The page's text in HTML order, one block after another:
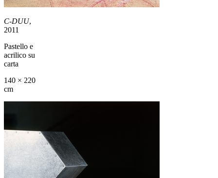
C-DUU,
2011
Pastello e
acrilico su
carta
140 × 220
cm